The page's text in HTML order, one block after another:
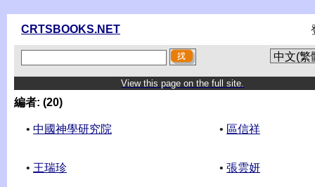
CRTSBOOKS.NET
View this page on the full site.
編者: (20)
• 中國神學研究院 • 區信祥
• 王瑞珍 • 張雲妍